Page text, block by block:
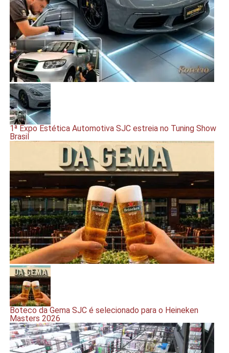
1ª Expo Estética Automotiva SJC estreia no Tuning Show
Brasil
Boteco da Gema SJC é selecionado para o Heineken
Masters 2026